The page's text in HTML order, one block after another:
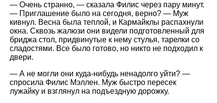
— Очень странно, — сказала Филис через пару минут.
— Приглашение было на сегодня, верно? — Муж
кивнул. Весна была теплой, и Кармайклы распахнули
окна. Сквозь жалюзи они видели подготовленный для
бриджа стол, придвинутые к нему стулья, тарелки со
сладостями. Все было готово, но никто не подходил к
двери.
— А не могли они куда-нибудь ненадолго уйти? —
спросила Филис Мэллен. Муж быстро пересек
лужайку и взглянул на подъездную дорожку.